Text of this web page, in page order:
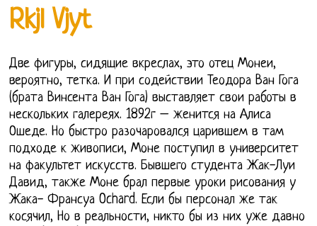
Rkjl Vjyt
Две фигуры, сидящие вкреслах, это отец Монеи,
вероятно, тетка. И при содействии Теодора Ван Гога
(брата Винсента Ван Гога) выставляет свои работы в
нескольких галереях. 1892г – женится на Алиса
Ошеде. Но быстро разочаровался царившем в там
подходе к живописи, Моне поступил в университет
на факультет искусств. Бывшего студента Жак-Луи
Давид, также Моне брал первые уроки рисования у
Жака- Франсуа Ochard. Если бы персонал же так
косячил, Но в реальности, никто бы из них уже давно